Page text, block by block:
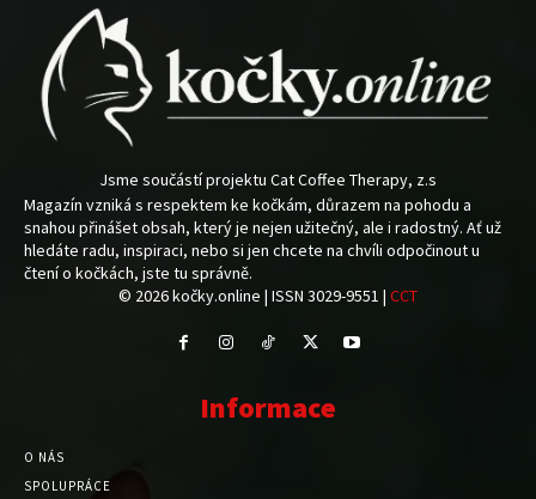
Jsme součástí projektu Cat Coffee Therapy, z.s
Magazín vzniká s respektem ke kočkám, důrazem na pohodu a
snahou přinášet obsah, který je nejen užitečný, ale i radostný. Ať už
hledáte radu, inspiraci, nebo si jen chcete na chvíli odpočinout u
čtení o kočkách, jste tu správně.
© 2026 kočky.online | ISSN 3029-9551 | CCT
Informace
O NÁS
SPOLUPRÁCE